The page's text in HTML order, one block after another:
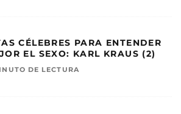
CÉLEBRES PARA ENTENDER
EL SEXO: KARL KRAUS (2)
DE LECTURA